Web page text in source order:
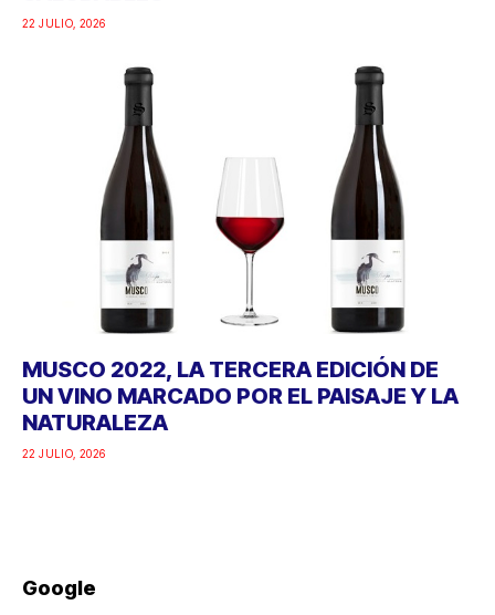
22 JULIO, 2026
MUSCO 2022, LA TERCERA EDICIÓN DE
UN VINO MARCADO POR EL PAISAJE Y LA
NATURALEZA
22 JULIO, 2026
Google